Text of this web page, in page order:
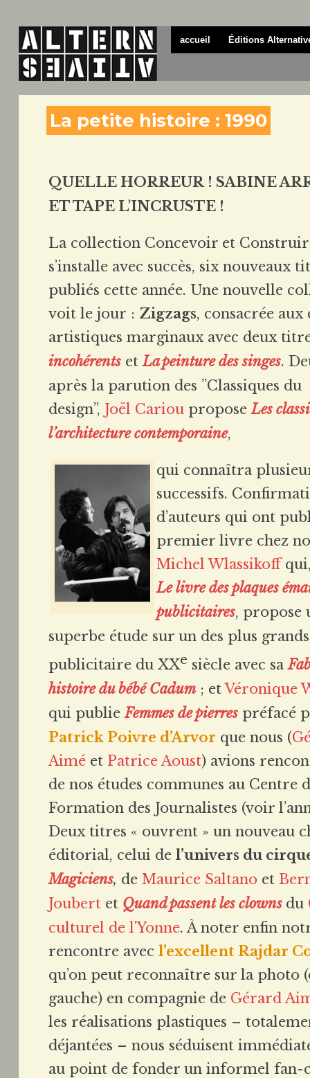
accueil Éditions
La petite histoire : 1990
QUELLE HORREUR ! SABINE
ET TAPE L'INCRUSTE !
La collection Concevoir et
s’installe avec succès, six nouveaux
publiés cette année. Une nouvelle
voit le jour : Zigzags, consacrée aux
artistiques marginaux avec deux
incohérents etLa peinture des singes.
après la parution des ”Classiques du
design”, Joël Cariou proposeLes
l’architecture contemporaine,
qui connaîtra
successifs.
d’auteurs qui ont
premier livre chez
Michel Wlassikoff
Le livre des plaques
publicitaires, propose
superbe étude sur un des plus
publicitaire du XXe siècle avec sa
histoire du bébé Cadum; etVéronique
qui publieFemmes de pierres préfacé
Patrick Poivre d’Arvor que nous (
Aimé et Patrice Aoust) avions
de nos études communes au Centre
Formation des Journalistes (voir
Deux titres « ouvrent » un nouveau
éditorial, celui del’univers du
Magiciens, deMaurice Saltano et
Joubert et Quand passent les clowns du
culturel de l'Yonne. À noter enfin
rencontre avecl’excellent Rajdar
qu’on peut reconnaître sur la photo
gauche) en compagnie de Gérard
les réalisations plastiques –
déjantées – nous séduisent
au point de fonder un informel fan-